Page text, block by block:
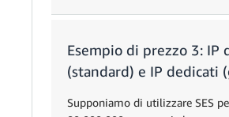
messaggi
0,000032 0,118
Messaggi
in
1.000
€
Unità
Esempio di prezzo 3: IP
(standard) e IP dedicati
Supponiamo di utilizzare SES